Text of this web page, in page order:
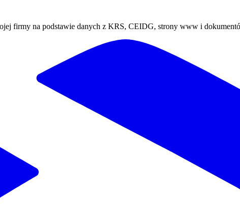
firmy na podstawie danych z KRS, CEIDG, strony www i